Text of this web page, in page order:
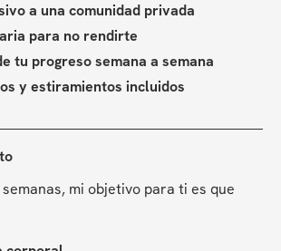
a una comunidad privada
para no rendirte
tu progreso semana a semana
y estiramientos incluidos
mi objetivo para ti es que